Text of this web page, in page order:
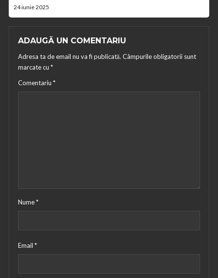
24 iunie 2025
ADAUGĂ UN COMENTARIU
Adresa ta de email nu va fi publicată. Câmpurile obligatorii sunt
marcate cu *
Comentariu *
Nume*
Email *